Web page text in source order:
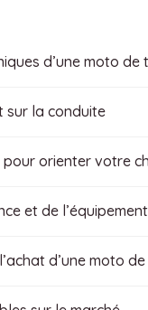
d’une moto de
sur la conduite
orienter votre
et de
d’une moto